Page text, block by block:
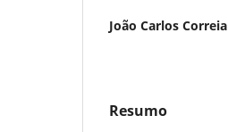
João Carlos Correia
Resumo